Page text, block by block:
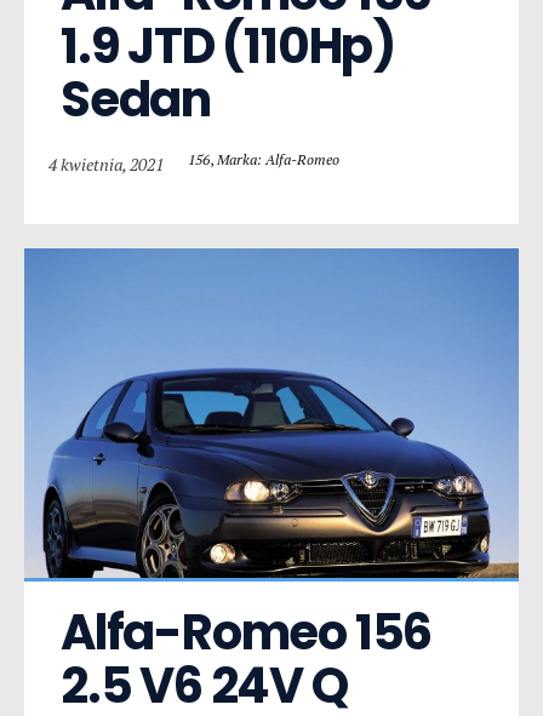
1.9 JTD (110Hp)
Sedan
4 kwietnia, 2021 156, Marka: Alfa-Romeo
Alfa-Romeo 156
2.5 V6 24V Q